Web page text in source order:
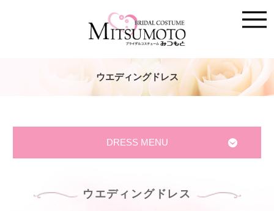
ウエディングドレス
DRESS MENU
ウエディングドレス